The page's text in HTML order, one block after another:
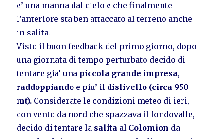
e’ una manna dal cielo e che finalmente
l’anteriore sta ben attaccato al terreno anche
in salita.
Visto il buon feedback del primo giorno, dopo
una giornata di tempo perturbato decido di
tentare gia’ una piccola grande impresa,
raddoppiando e piu’ il dislivello (circa 950
mt). Considerate le condizioni meteo di ieri,
con vento da nord che spazzava il fondovalle,
decido di tentare la salita al Colomion da